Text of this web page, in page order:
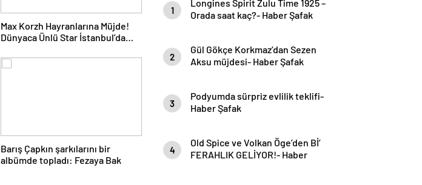
Max Korzh Hayranlarına Müjde!
Dünyaca Ünlü Star İstanbul’da
Buluşuyor
Barış Çapkın şarkılarını bir
albümde topladı: Fezaya Bak
1
Longines Spirit Zulu Time 1925 –
Orada saat kaç?- Haber Şafak
2
Gül Gökçe Korkmaz’dan Sezen
Aksu müjdesi- Haber Şafak
3
Podyumda sürpriz evlilik teklifi-
Haber Şafak
4
Old Spice ve Volkan Öge’den Bİ’
FERAHLIK GELİYOR!- Haber